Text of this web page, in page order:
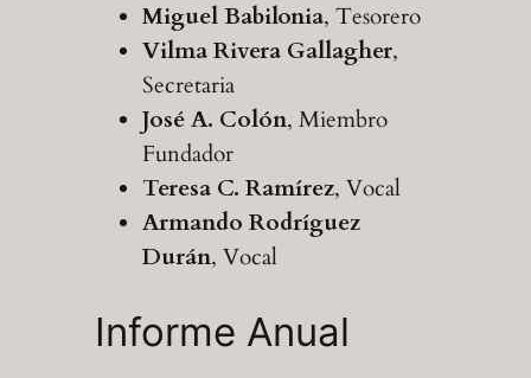
Miguel Babilonia, Tesorero
Vilma Rivera Gallagher,
Secretaria
José A. Colón, Miembro
Fundador
Teresa C. Ramírez, Vocal
Armando Rodríguez
Durán, Vocal
Informe Anual